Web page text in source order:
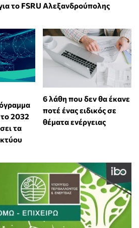
το FSRU Αλεξανδρούπολης
2032
τα
6 λάθη που δεν θα έκανε
ποτέ ένας ειδικός σε
θέματα ενέργειας